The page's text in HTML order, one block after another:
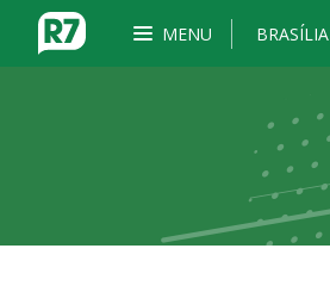
MENU BRASÍLIA